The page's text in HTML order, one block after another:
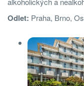
Odlet: Praha, Brno,